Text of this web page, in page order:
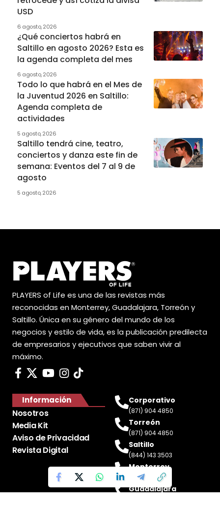
USD
6 agosto, 2026
¿Qué conciertos habrá en
Saltillo en agosto 2026? Esta es
la agenda completa del mes
6 agosto, 2026
Todo lo que habrá en el Mes de
la Juventud 2026 en Saltillo:
Agenda completa de
actividades
5 agosto, 2026
Saltillo tendrá cine, teatro,
conciertos y danza este fin de
semana: Eventos del 7 al 9 de
agosto
5 agosto, 2026
PLAYERS of Life es una de las revistas más
reconocidas en Monterrey, Guadalajara, Torreón y
Saltillo. Única en su género del mundo de los
negocios y estilo de vida, es la publicación predilecta
de empresarios y ejecutivos que saben vivir al
máximo.
Información
Nosotros
Media Kit
Aviso de Privacidad
Revista Digital
Corporativo
(871) 904 4850
Torreón
(871) 904 4850
Saltillo
(844) 143 3503
Monterrey
(81) 2188 0412
Guadalajara